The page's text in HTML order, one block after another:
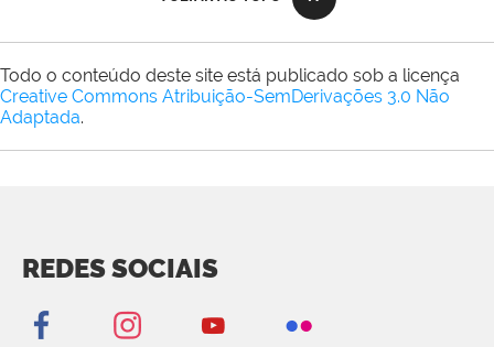
Todo o conteúdo deste site está publicado sob a licença
Creative Commons Atribuição-SemDerivações 3.0 Não
Adaptada.
REDES SOCIAIS